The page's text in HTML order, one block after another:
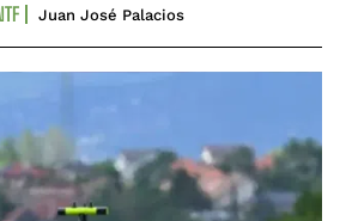
Juan José Palacios